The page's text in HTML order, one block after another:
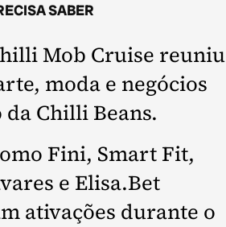
SABER
Mob Cruise reuniu
moda e negócios
Chilli Beans.
Fini, Smart Fit,
e Elisa.Bet
ativações durante o